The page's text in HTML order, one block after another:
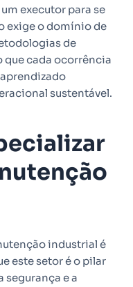
executor para se
exige o domínio de
de
cada ocorrência
sustentável.
industrial é
este setor é o pilar
segurança e a